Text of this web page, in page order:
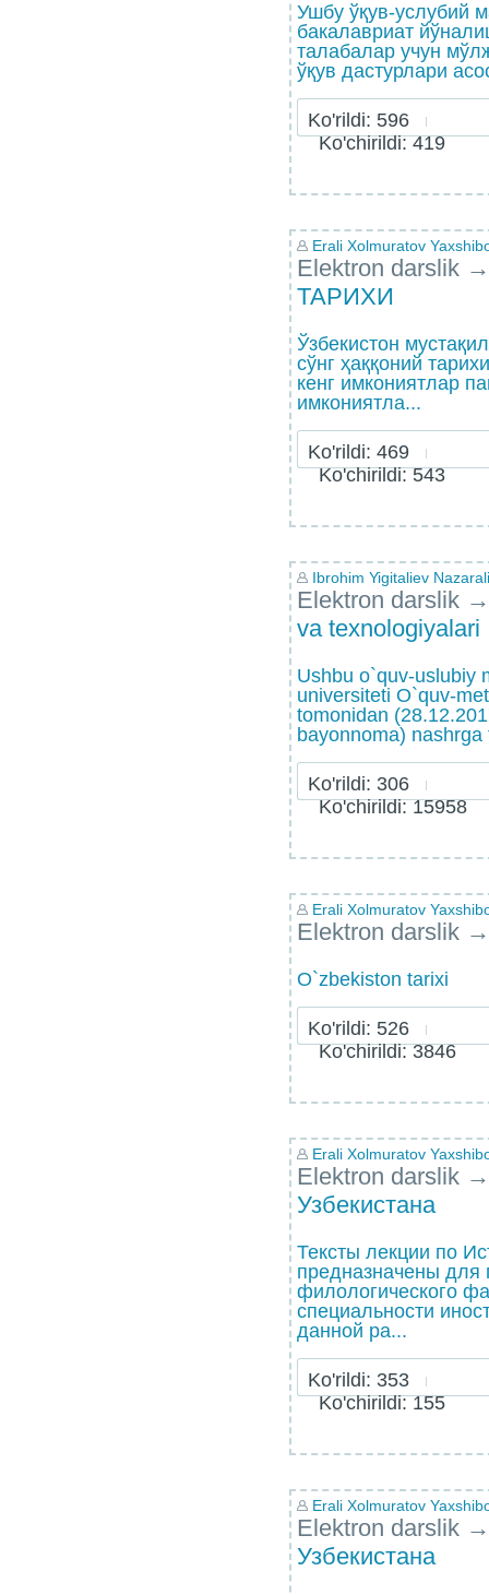
Ушбу ўқув-услубий
бакалавриат
талабалар учун
ўқув дастурлари
Ko'rildi: 596
Ko'chirildi: 419
Erali Xolmuratov
Elektron darslik →
ТАРИХИ
Ўзбекистон
сўнг ҳаққоний
кенг имкониятлар
имкониятла...
Ko'rildi: 469
Ko'chirildi: 543
Ibrohim Yigitaliev
Elektron darslik →
va texnologiyalari
Ushbu o`quv-uslubiy
universiteti O`quv-
tomonidan
bayonnoma)
Ko'rildi: 306
Ko'chirildi: 15958
Erali Xolmuratov
Elektron darslik →
O`zbekiston tarixi
Ko'rildi: 526
Ko'chirildi: 3846
Erali Xolmuratov
Elektron darslik →
Узбекистана
Тексты лекции по
предназначены для
филологического
специальности
данной ра...
Ko'rildi: 353
Ko'chirildi: 155
Erali Xolmuratov
Elektron darslik →
Узбекистана